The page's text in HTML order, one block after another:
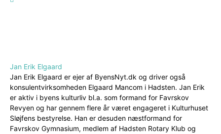
Jan Erik Elgaard
Jan Erik Elgaard er ejer af ByensNyt.dk og driver også
konsulentvirksomheden Elgaard Mancom i Hadsten. Jan Erik
er aktiv i byens kulturliv bl.a. som formand for Favrskov
Revyen og har gennem flere år været engageret i Kulturhuset
Sløjfens bestyrelse. Han er desuden næstformand for
Favrskov Gymnasium, medlem af Hadsten Rotary Klub og